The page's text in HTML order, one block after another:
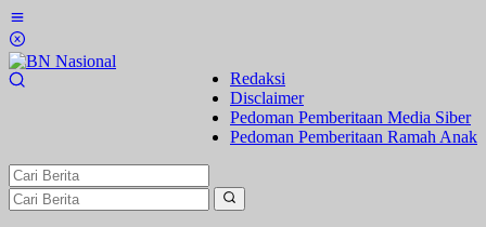
Lewati
ke
konten
Redaksi
Disclaimer
Pedoman Pemberitaan Media Siber
Pedoman Pemberitaan Ramah Anak